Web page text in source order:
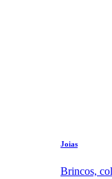
Joias
Brincos,